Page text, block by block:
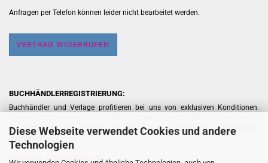
Diese Webseite verwendet Cookies und andere
Technologien
Anfragen per Telefon können leider nicht bearbeitet werden.
VERTRAG WIDERRUFEN
BUCHHÄNDLERREGISTRIERUNG:
Buchhändler und Verlage profitieren bei uns von exklusiven Konditionen.
rabattierte Aktionsangebote, da diese einer gesonderten Preisstruktur
[ Hier geht's zur Registrierung ]